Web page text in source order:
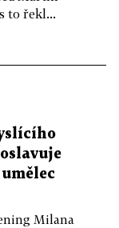
to řekl...
Milana